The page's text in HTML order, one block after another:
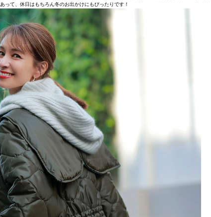
って、休日はもちろん冬のお出かけにもぴったりです！